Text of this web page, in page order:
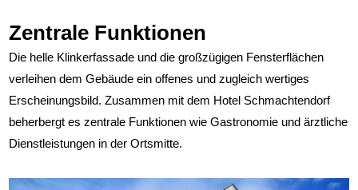
Zentrale Funktionen
Die helle Klinkerfassade und die großzügigen Fensterflächen
verleihen dem Gebäude ein offenes und zugleich wertiges
Erscheinungsbild. Zusammen mit dem Hotel Schmachtendorf
beherbergt es zentrale Funktionen wie Gastronomie und ärztliche
Dienstleistungen in der Ortsmitte.